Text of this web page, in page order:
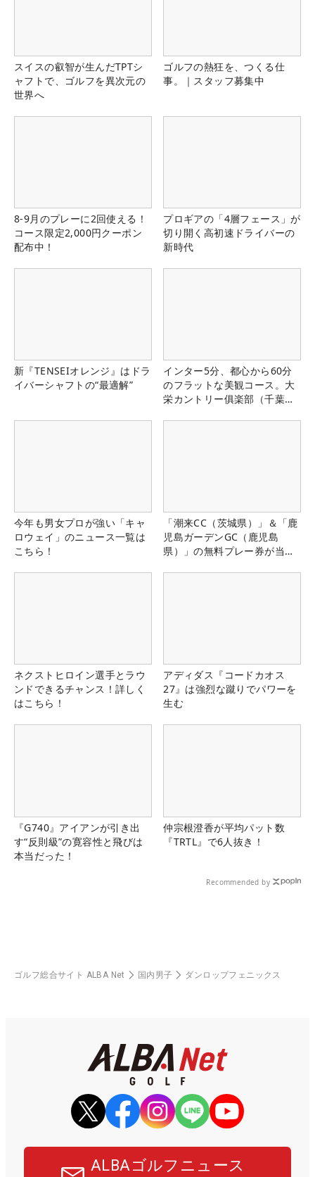
スイスの叡智が生んだTPTシ
ャフトで、ゴルフを異次元の
世界へ
ゴルフの熱狂を、つくる仕
事。｜スタッフ募集中
8-9月のプレーに2回使える！
コース限定2,000円クーポン
配布中！
プロギアの「4層フェース」が
切り開く高初速ドライバーの
新時代
新『TENSEIオレンジ』はドラ
イバーシャフトの“最適解”
インター5分、都心から60分
のフラットな美観コース。大
栄カントリー俱楽部（千葉
今年も男女プロが強い「キャ
ロウェイ」のニュース一覧は
こちら！
「潮来CC（茨城県）」＆「鹿
児島ガーデンGC（鹿児島
県）」の無料プレー券が当た
ネクストヒロイン選手とラウ
ンドできるチャンス！詳しく
はこちら！
アディダス『コードカオス
27』は強烈な蹴りでパワーを
生む
『G740』アイアンが引き出
す“反則級”の寛容性と飛びは
本当だった！
仲宗根澄香が平均パット数
『TRTL』で6人抜き！
Recommended by
ゴルフ総合サイト ALBA Net 国内男子 ダンロップフェニックス
ALBAゴルフニュース